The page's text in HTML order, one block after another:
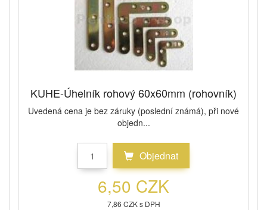
KUHE-Úhelník rohový 60x60mm (rohovník)
Uvedená cena je bez záruky (poslední známá), při nové
objedn...
Objednat
6,50 CZK
7,86 CZK s DPH